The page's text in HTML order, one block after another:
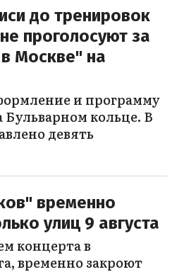
до тренировок
проголосуют за
Москве" на
и программу
кольце. В
девять
временно
улиц 9 августа
концерта в
временно закроют